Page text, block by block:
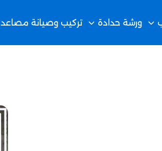
ورشة حدادة تركيب وصيانة مصاعد